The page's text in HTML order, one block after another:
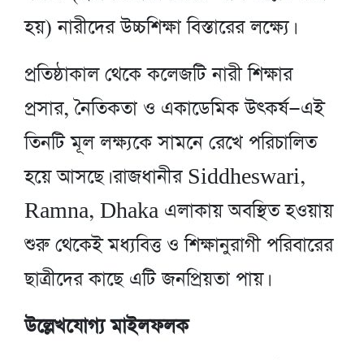
হয়) নারীদের উচ্চশিক্ষা বিস্তারের লক্ষ্যে।
প্রতিষ্ঠাকাল থেকে কলেজটি নারী শিক্ষার
প্রসার, নৈতিকতা ও একাডেমিক উৎকর্ষ—এই
তিনটি মূল লক্ষ্যকে সামনে রেখে পরিচালিত
হয়ে আসছে। রাজধানীর Siddheswari,
Ramna, Dhaka এলাকায় অবস্থিত হওয়ায়
শুরু থেকেই মধ্যবিত্ত ও শিক্ষানুরাগী পরিবারের
ছাত্রীদের কাছে এটি জনপ্রিয়তা পায়।
উল্লেখযোগ্য মাইলফলক